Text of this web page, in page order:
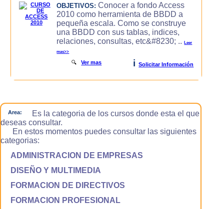
OBJETIVOS: Conocer a fondo Access
2010 como herramienta de BBDD a
pequeña escala. Como se construye
una BBDD con sus tablas, indices,
relaciones, consultas, etc&#8230; ..Leer
mas>>
🔍Ver mas i Solicitar Información
Area:
Es la categoria de los cursos donde esta el que
deseas consultar.
En estos momentos puedes consultar las siguientes
categorias:
ADMINISTRACION DE EMPRESAS
DISEÑO Y MULTIMEDIA
FORMACION DE DIRECTIVOS
FORMACION PROFESIONAL